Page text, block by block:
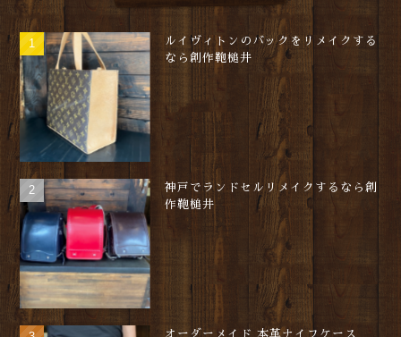
ルイヴィトンのバックをリメイクする
なら創作鞄槌井
神戸でランドセルリメイクするなら創
作鞄槌井
オーダーメイド 本革ナイフケース